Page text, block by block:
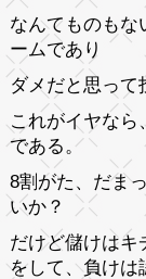
なんてものもな
ームであり
ダメだと思って
これがイヤなら
である。
8割がた、だま
いか？
だけど儲けはキ
をして、負けは